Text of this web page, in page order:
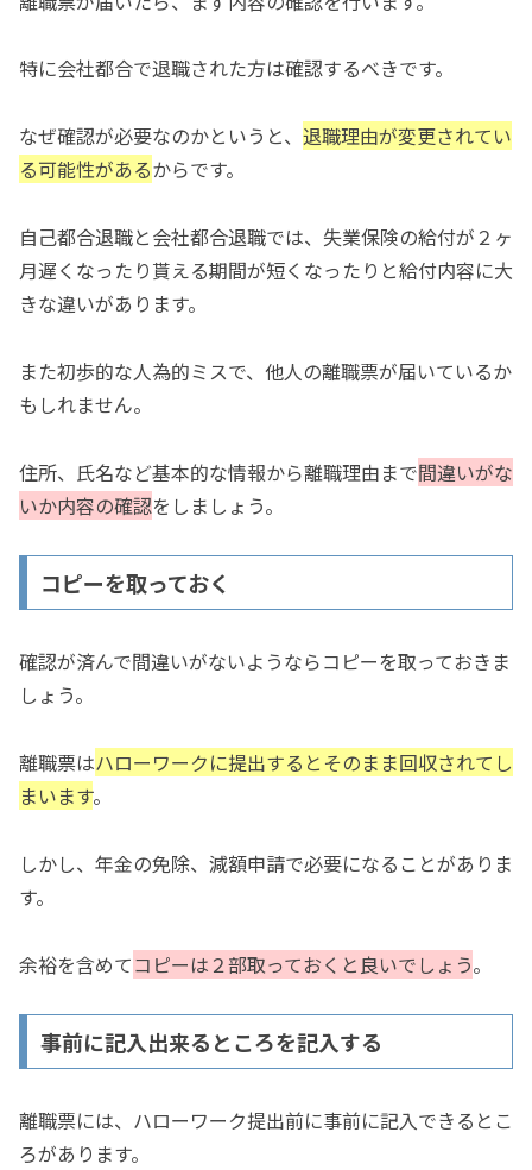
特に会社都合で退職された方は確認するべきです。
なぜ確認が必要なのかというと、 退職理由が変更されてい
る可能性があるからです。
自己都合退職と会社都合退職では、失業保険の給付が２ヶ
月遅くなったり貰える期間が短くなったりと給付内容に大
きな違いがあります。
また初歩的な人為的ミスで、他人の離職票が届いているか
もしれません。
住所、氏名など基本的な情報から離職理由まで間違いがな
いか内容の確認をしましょう。
コピーを取っておく
確認が済んで間違いがないようならコピーを取っておきま
しょう。
離職票はハローワークに提出するとそのまま回収されてし
まいます。
しかし、年金の免除、減額申請で必要になることがありま
す。
余裕を含めてコピーは２部取っておくと良いでしょう。
事前に記入出来るところを記入する
離職票には、ハローワーク提出前に事前に記入できるとこ
ろがあります。